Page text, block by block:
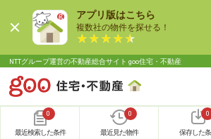
アプリ版はこちら
複数社の物件を探せる！
NTTグループ運営の不動産総合サイト goo住宅・不動産
0
最近検索した条件
0
最近見た物件
0
保存した